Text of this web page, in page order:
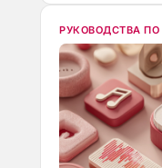
РУКОВОДСТВА